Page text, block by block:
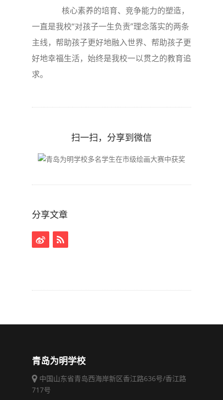
核心素养的培育、竞争能力的塑造，
一直是我校“对孩子一生负责”理念落实的两条
主线，帮助孩子更好地融入世界、帮助孩子更
好地幸福生活，始终是我校一以贯之的教育追
求。
扫一扫，分享到微信
分享文章
青岛为明学校
中国山东省青岛西海岸新区香江路636号/香江路
717号